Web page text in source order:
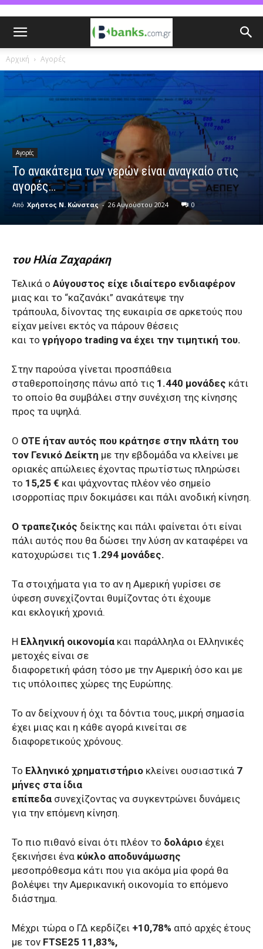
Αρχική Αγορές
Αγορές
Το ανακάτεμα των νερών είναι αναγκαίο στις
αγορές…
Από Χρήστος Ν. Κώνστας - 26 Αυγούστου 2024 0
του Ηλία Ζαχαράκη
Τελικά ο Αύγουστος είχε ιδιαίτερο ενδιαφέρον
μιας και το “καζανάκι” ανακάτεψε την
τράπουλα, δίνοντας της ευκαιρία σε αρκετούς που
είχαν μείνει εκτός να πάρουν θέσεις
και το γρήγορο trading να έχει την τιμητική του.
Στην παρούσα γίνεται προσπάθεια
σταθεροποίησης πάνω από τις 1.440 μονάδες κάτι
το οποίο θα συμβάλει στην συνέχιση της κίνησης
προς τα υψηλά.
Ο ΟΤΕ ήταν αυτός που κράτησε στην πλάτη του
τον Γενικό Δείκτη με την εβδομάδα να κλείνει με
οριακές απώλειες έχοντας πρωτίστως πληρώσει
το 15,25 € και ψάχνοντας πλέον νέο σημείο
ισορροπίας πριν δοκιμάσει και πάλι ανοδική κίνηση.
Ο τραπεζικός δείκτης και πάλι φαίνεται ότι είναι
πάλι αυτός που θα δώσει την λύση αν καταφέρει να
κατοχυρώσει τις 1.294 μονάδες.
Tα στοιχήματα για το αν η Αμερική γυρίσει σε
ύφεση συνεχίζονται θυμίζοντας ότι έχουμε
και εκλογική χρονιά.
Η Ελληνική οικονομία και παράλληλα οι Ελληνικές
μετοχές είναι σε
διαφορετική φάση τόσο με την Αμερική όσο και με
τις υπόλοιπες χώρες της Ευρώπης.
Το αν δείχνουν ή όχι τα δόντια τους, μικρή σημασία
έχει μιας και η κάθε αγορά κινείται σε
διαφορετικούς χρόνους.
Το Ελληνικό χρηματιστήριο κλείνει ουσιαστικά 7
μήνες στα ίδια
επίπεδα συνεχίζοντας να συγκεντρώνει δυνάμεις
για την επόμενη κίνηση.
Το πιο πιθανό είναι ότι πλέον το δολάριο έχει
ξεκινήσει ένα κύκλο αποδυνάμωσης
μεσοπρόθεσμα κάτι που για ακόμα μία φορά θα
βολέψει την Αμερικανική οικονομία το επόμενο
διάστημα.
Μέχρι τώρα ο ΓΔ κερδίζει +10,78% από αρχές έτους
με τον FTSE25 11,83%,